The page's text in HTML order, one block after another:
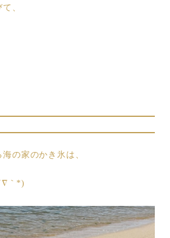
、
の家のかき氷は、
｀*)